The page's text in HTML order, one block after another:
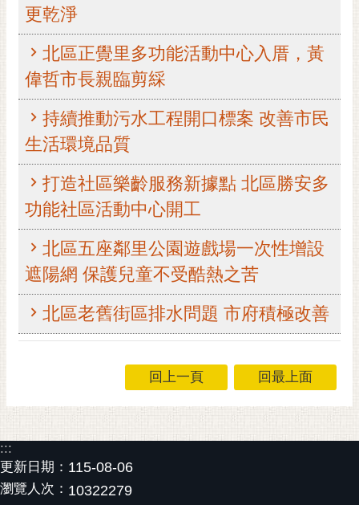
網
導
閱
RSS
閱
電
市
信
日
本
隱
更乾淨
北區正覺里多功能活動中心入厝，黃
偉哲市長親臨剪綵
持續推動污水工程開口標案 改善市民
生活環境品質
打造社區樂齡服務新據點 北區勝安多
功能社區活動中心開工
北區五座鄰里公園遊戲場一次性增設
遮陽網 保護兒童不受酷熱之苦
北區老舊街區排水問題 市府積極改善
回上一頁 回最上面
:::
更新日期： 115-08-06
瀏覽人次： 10322279